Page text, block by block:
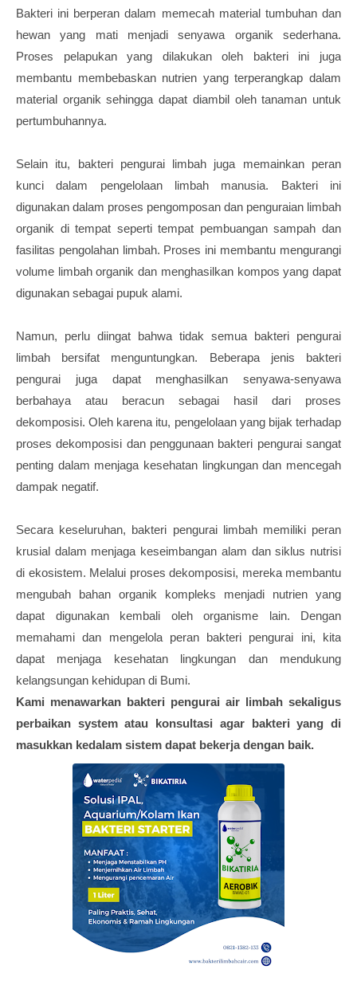
Bakteri ini berperan dalam memecah material tumbuhan dan
hewan yang mati menjadi senyawa organik sederhana.
Proses pelapukan yang dilakukan oleh bakteri ini juga
membantu membebaskan nutrien yang terperangkap dalam
material organik sehingga dapat diambil oleh tanaman untuk
pertumbuhannya.
Selain itu, bakteri pengurai limbah juga memainkan peran
kunci dalam pengelolaan limbah manusia. Bakteri ini
digunakan dalam proses pengomposan dan penguraian limbah
organik di tempat seperti tempat pembuangan sampah dan
fasilitas pengolahan limbah. Proses ini membantu mengurangi
volume limbah organik dan menghasilkan kompos yang dapat
digunakan sebagai pupuk alami.
Namun, perlu diingat bahwa tidak semua bakteri pengurai
limbah bersifat menguntungkan. Beberapa jenis bakteri
pengurai juga dapat menghasilkan senyawa-senyawa
berbahaya atau beracun sebagai hasil dari proses
dekomposisi. Oleh karena itu, pengelolaan yang bijak terhadap
proses dekomposisi dan penggunaan bakteri pengurai sangat
penting dalam menjaga kesehatan lingkungan dan mencegah
dampak negatif.
Secara keseluruhan, bakteri pengurai limbah memiliki peran
krusial dalam menjaga keseimbangan alam dan siklus nutrisi
di ekosistem. Melalui proses dekomposisi, mereka membantu
mengubah bahan organik kompleks menjadi nutrien yang
dapat digunakan kembali oleh organisme lain. Dengan
memahami dan mengelola peran bakteri pengurai ini, kita
dapat menjaga kesehatan lingkungan dan mendukung
kelangsungan kehidupan di Bumi.
Kami menawarkan bakteri pengurai air limbah sekaligus
perbaikan system atau konsultasi agar bakteri yang di
masukkan kedalam sistem dapat bekerja dengan baik.